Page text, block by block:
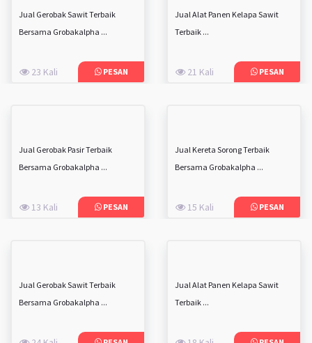
Jual Gerobak Sawit Terbaik
Bersama Grobakalpha ...
23 Kali PESAN
Jual Alat Panen Kelapa Sawit
Terbaik ...
21 Kali PESAN
Jual Gerobak Pasir Terbaik
Bersama Grobakalpha ...
13 Kali PESAN
Jual Kereta Sorong Terbaik
Bersama Grobakalpha ...
15 Kali PESAN
Jual Gerobak Sawit Terbaik
Bersama Grobakalpha ...
Jual Alat Panen Kelapa Sawit
Terbaik ...